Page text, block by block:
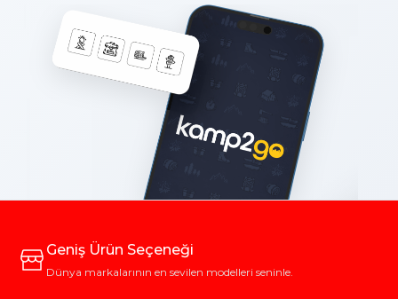
Geniş Ürün Seçeneği
Dünya markalarının en sevilen modelleri seninle.